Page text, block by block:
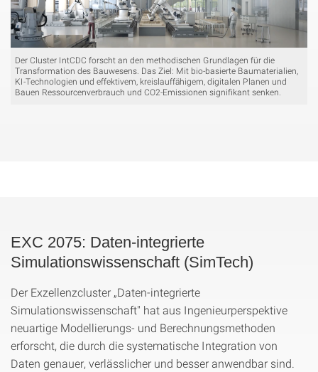
Der Cluster IntCDC forscht an den methodischen Grundlagen für die
Transformation des Bauwesens. Das Ziel: Mit bio-basierte Baumaterialien,
KI-Technologien und effektivem, kreislauffähigem, digitalen Planen und
Bauen Ressourcenverbrauch und CO2-Emissionen signifikant senken.
EXC 2075: Daten-integrierte
Simulationswissenschaft (SimTech)
Der Exzellenzcluster „Daten-integrierte
Simulationswissenschaft" hat aus Ingenieurperspektive
neuartige Modellierungs- und Berechnungsmethoden
erforscht, die durch die systematische Integration von
Daten genauer, verlässlicher und besser anwendbar sind.